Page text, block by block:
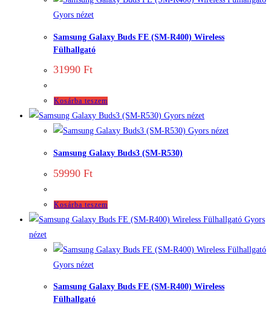
Gyors nézet
Samsung Galaxy Buds FE (SM-R400) Wireless
Fülhallgató
31990 Ft
Kosárba teszem
Gyors nézet
Gyors nézet
Samsung Galaxy Buds3 (SM-R530)
59990 Ft
Kosárba teszem
Gyors
nézet
Gyors nézet
Samsung Galaxy Buds FE (SM-R400) Wireless
Fülhallgató